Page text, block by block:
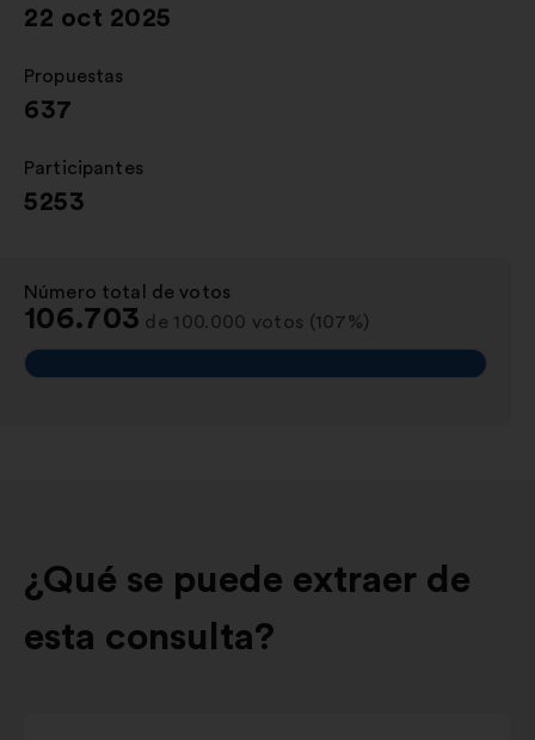
pestaña
22 oct 2025
Propuestas
:
637
Participantes
:
5253
Número total de votos
:
106.703 de 100.000 votos (107%)
¿Qué se puede extraer de
esta consulta?